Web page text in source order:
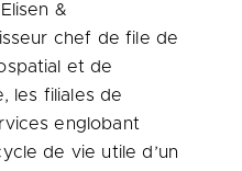
&
chef de file de
et de
les filiales de
englobant
de vie utile d’un